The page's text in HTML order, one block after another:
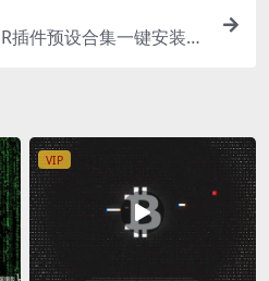
插件预设合集一键安装
VIP